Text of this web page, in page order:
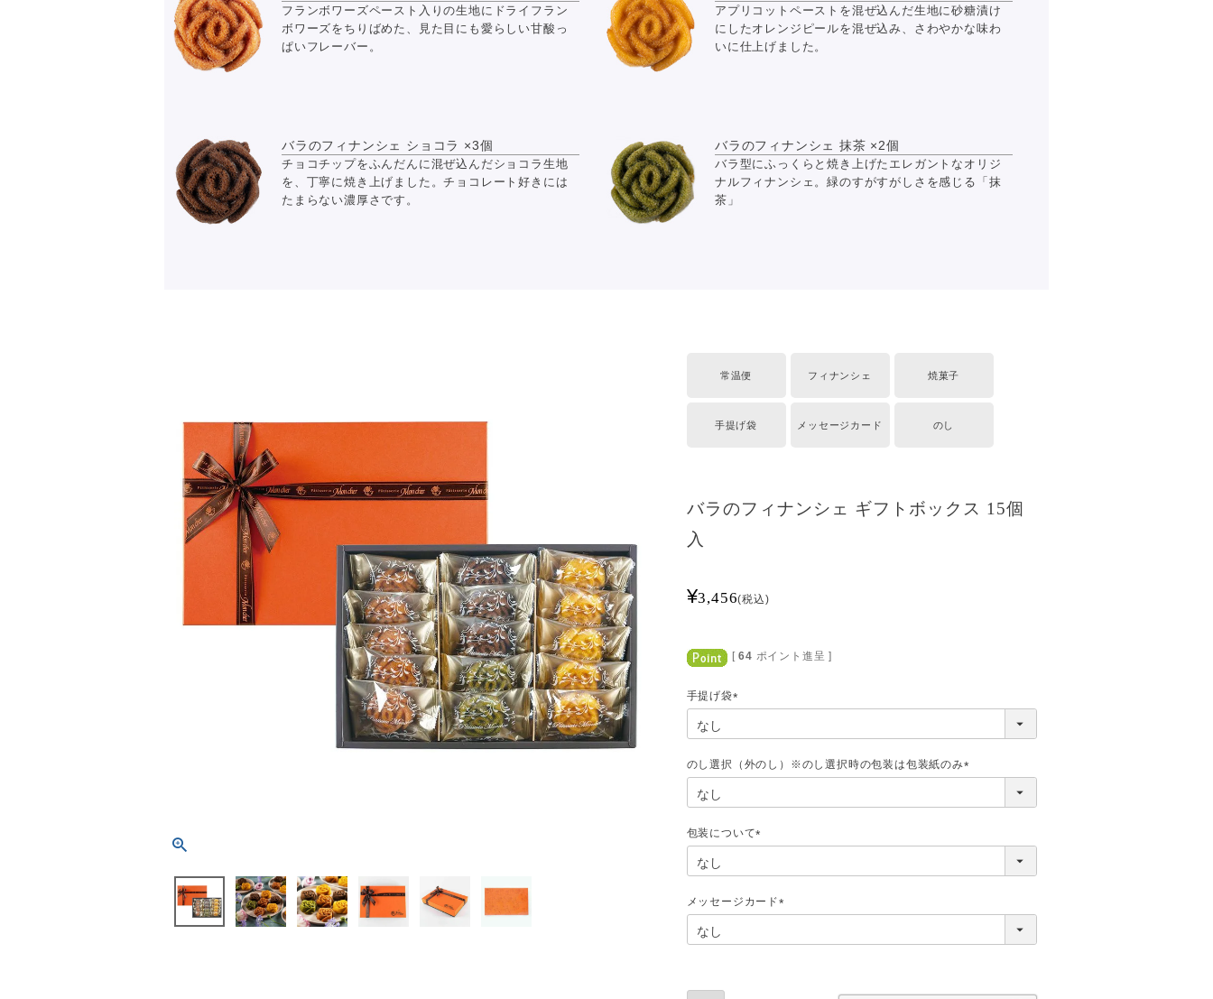
フランボワーズペースト入りの生地にドライフラン
ボワーズをちりばめた、見た目にも愛らしい甘酸っ
ぱいフレーバー。
アプリコットペーストを混ぜ込んだ生地に砂糖漬け
にしたオレンジピールを混ぜ込み、さわやかな味わ
いに仕上げました。
バラのフィナンシェ ショコラ ×3個
チョコチップをふんだんに混ぜ込んだショコラ生地
を、丁寧に焼き上げました。チョコレート好きには
たまらない濃厚さです。
バラのフィナンシェ 抹茶 ×2個
バラ型にふっくらと焼き上げたエレガントなオリジ
ナルフィナンシェ。緑のすがすがしさを感じる「抹
茶」
常温便 フィナンシェ 焼菓子
手提げ袋 メッセージカード のし
バラのフィナンシェ ギフトボックス 15個
入
¥3,456 税込
[ 64 ポイント進呈 ]
手提げ袋
のし選択（外のし）※のし選択時の包装は包装紙のみ
包装について
)
メッセージカード